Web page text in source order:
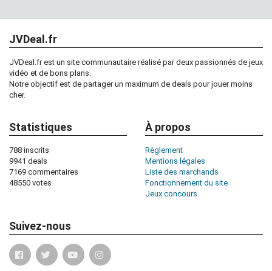
JVDeal.fr
JVDeal.fr est un site communautaire réalisé par deux passionnés de jeux
vidéo et de bons plans.
Notre objectif est de partager un maximum de deals pour jouer moins
cher.
Statistiques
788 inscrits
9941 deals
7169 commentaires
48550 votes
À propos
Règlement
Mentions légales
Liste des marchands
Fonctionnement du site
Jeux concours
Suivez-nous